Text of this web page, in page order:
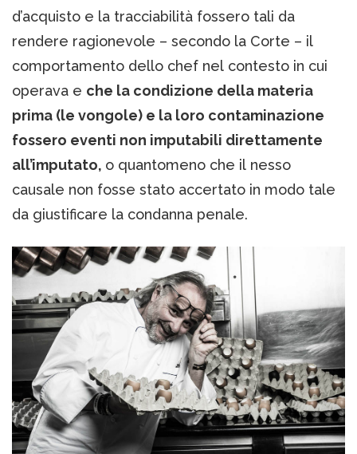
d’acquisto e la tracciabilità fossero tali da
rendere ragionevole – secondo la Corte – il
comportamento dello chef nel contesto in cui
operava e che la condizione della materia
prima (le vongole) e la loro contaminazione
fossero eventi non imputabili direttamente
all’imputato, o quantomeno che il nesso
causale non fosse stato accertato in modo tale
da giustificare la condanna penale.